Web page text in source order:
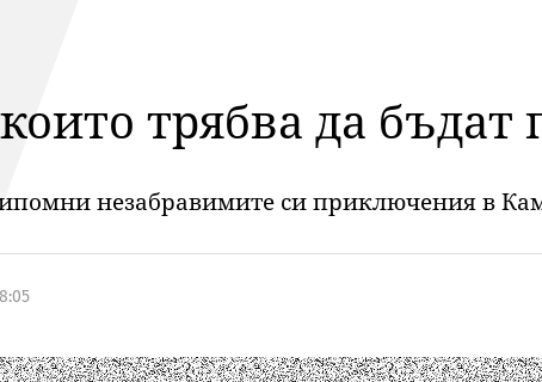
трябва да бъдат
незабравимите си приключения в